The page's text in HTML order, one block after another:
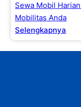
Sewa Mobil
Mobilitas Anda
Selengkapnya